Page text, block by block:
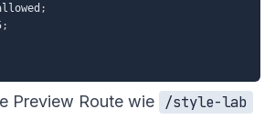
;
;
Preview Route wie
/style-lab